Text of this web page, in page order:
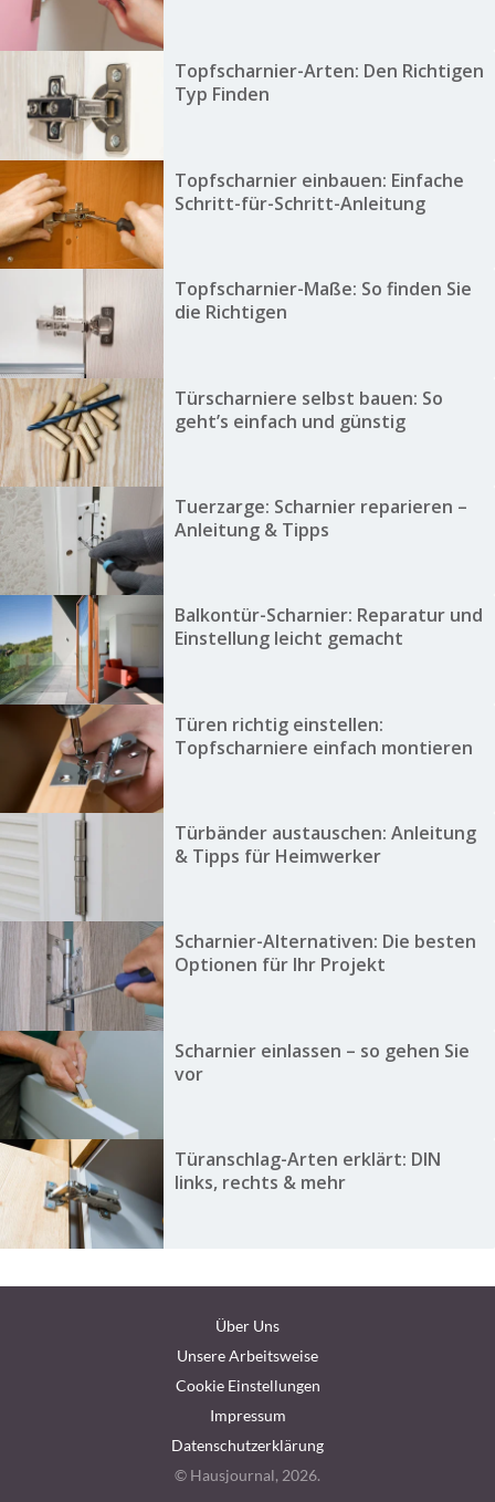
Topfscharnier-Arten: Den Richtigen
Typ Finden
Topfscharnier einbauen: Einfache
Schritt-für-Schritt-Anleitung
Topfscharnier-Maße: So finden Sie
die Richtigen
Türscharniere selbst bauen: So
geht’s einfach und günstig
Tuerzarge: Scharnier reparieren –
Anleitung & Tipps
Balkontür-Scharnier: Reparatur und
Einstellung leicht gemacht
Türen richtig einstellen:
Topfscharniere einfach montieren
Türbänder austauschen: Anleitung
& Tipps für Heimwerker
Scharnier-Alternativen: Die besten
Optionen für Ihr Projekt
Scharnier einlassen – so gehen Sie
vor
Türanschlag-Arten erklärt: DIN
links, rechts & mehr
Über Uns
Unsere Arbeitsweise
Cookie Einstellungen
Impressum
Datenschutzerklärung
© Hausjournal, 2026.